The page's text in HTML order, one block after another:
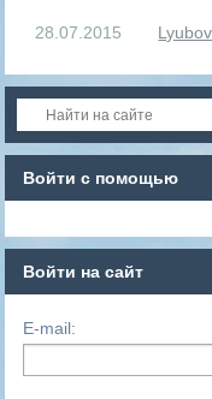
28.07.2015
Войти с помощью
Войти на сайт
E-mail: